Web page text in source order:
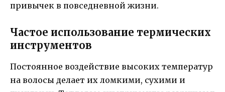
привычек в повседневной жизни.
Частое использование термических
инструментов
Постоянное воздействие высоких температур
на волосы делает их ломкими, сухими и